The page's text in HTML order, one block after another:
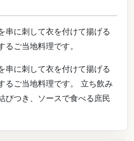
串に刺して衣を付けて揚げる
ご当地料理です。
串に刺して衣を付けて揚げる
るご当地料理です。 立ち飲み
びつき、ソースで食べる庶民